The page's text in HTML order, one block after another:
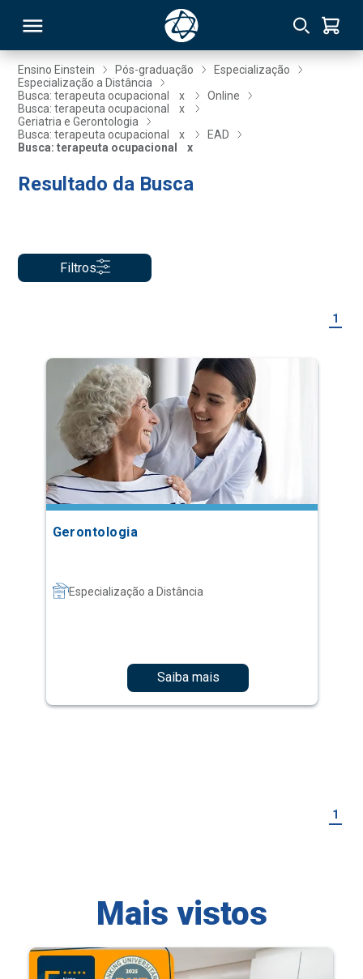
Ensino Einstein Pós-graduação
Especialização
Especialização a Distância
Busca: terapeuta ocupacional
x
Online
Busca: terapeuta ocupacional
x
Geriatria e Gerontologia
Busca: terapeuta ocupacional
x
EAD
Busca: terapeuta ocupacional
x
Resultado da Busca
Filtros
1
Gerontologia
Especialização a Distância
Saiba mais
1
Mais vistos